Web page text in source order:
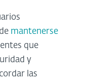
mantenerse
que
y
las